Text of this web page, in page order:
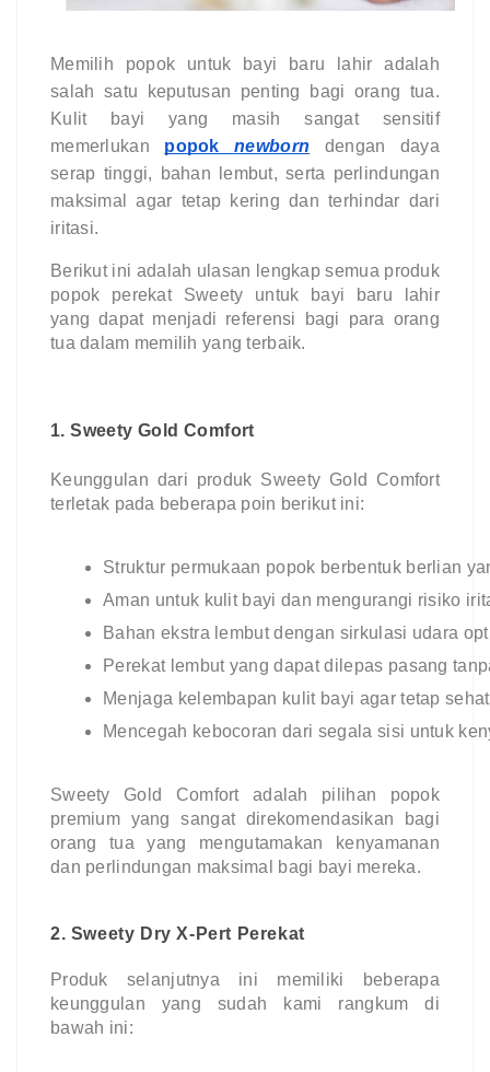
Memilih popok untuk bayi baru lahir adalah
salah satu keputusan penting bagi orang tua.
Kulit bayi yang masih sangat sensitif
memerlukan popoknewborn dengan daya
serap tinggi, bahan lembut, serta perlindungan
maksimal agar tetap kering dan terhindar dari
iritasi.
Berikut ini adalah ulasan lengkap semua produk
popok perekat Sweety untuk bayi baru lahir
yang dapat menjadi referensi bagi para orang
tua dalam memilih yang terbaik.
1. Sweety Gold Comfort
Keunggulan dari produk Sweety Gold Comfort
terletak pada beberapa poin berikut ini:
Struktur permukaan popok berbentuk berlian
Aman untuk kulit bayi dan mengurangi risiko
Bahan ekstra lembut dengan sirkulasi udara
Perekat lembut yang dapat dilepas pasang
Menjaga kelembapan kulit bayi agar tetap
Mencegah kebocoran dari segala sisi untuk
Sweety Gold Comfort adalah pilihan popok
premium yang sangat direkomendasikan bagi
orang tua yang mengutamakan kenyamanan
dan perlindungan maksimal bagi bayi mereka.
2. Sweety Dry X-Pert Perekat
Produk selanjutnya ini memiliki beberapa
keunggulan yang sudah kami rangkum di
bawah ini: